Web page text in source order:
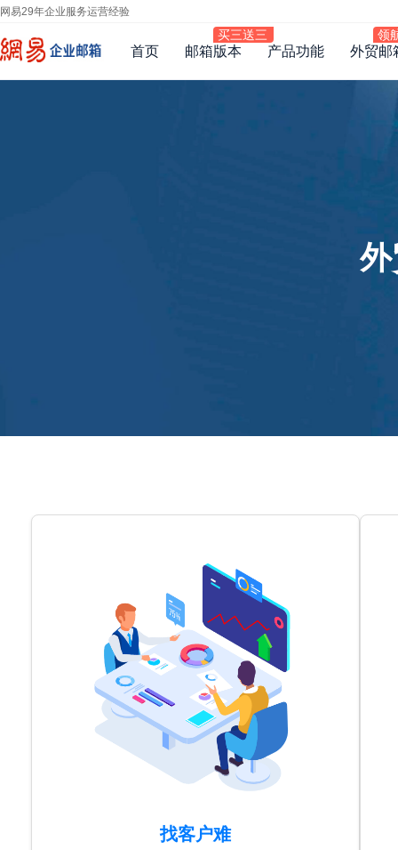
网易29年企业服务运营经验
首页 邮箱版本 产品功能 外贸邮
找客户难